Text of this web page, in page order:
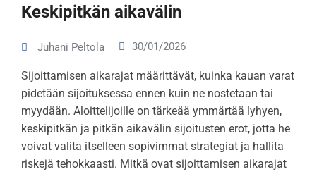
Keskipitkän aikavälin
Juhani Peltola 30/01/2026
Sijoittamisen aikarajat määrittävät, kuinka kauan varat
pidetään sijoituksessa ennen kuin ne nostetaan tai
myydään. Aloittelijoille on tärkeää ymmärtää lyhyen,
keskipitkän ja pitkän aikavälin sijoitusten erot, jotta he
voivat valita itselleen sopivimmat strategiat ja hallita
riskejä tehokkaasti. Mitkä ovat sijoittamisen aikarajat